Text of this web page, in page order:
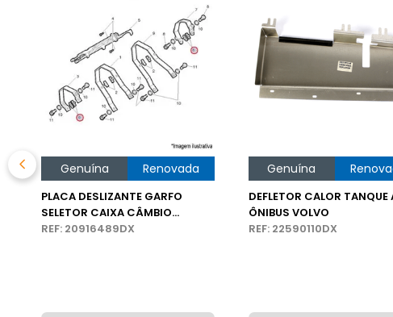
Genuína Renovada
PLACA DESLIZANTE GARFO
SELETOR CAIXA CÂMBIO
ÔNIBUS VOLVO
REF: 20916489DX
Genuína
DEFLETOR CALOR TANQUE
ÔNIBUS VOLVO
REF: 22590110DX